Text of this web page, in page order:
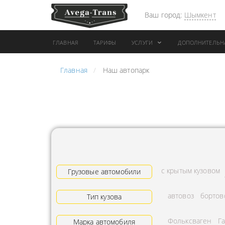
Ваш город: Шымкент
ГЛАВНАЯ ТАРИФЫ УСЛУГИ
АРЕНДА АВТОБУСА
ГРУЗОВАЯ ТЕХНИКА
ПЕРЕВОЗКА ТРУБ
АРЕНДА БУЛЬДОЗЕРА
Главная Наш автопарк
Грузовые автомобили с крытым кузовом
Тип кузова автовоз
Марка автомобиля Фольксваген